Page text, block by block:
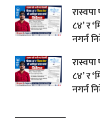
८४’ र
नगर्न
८४’ र
नगर्न